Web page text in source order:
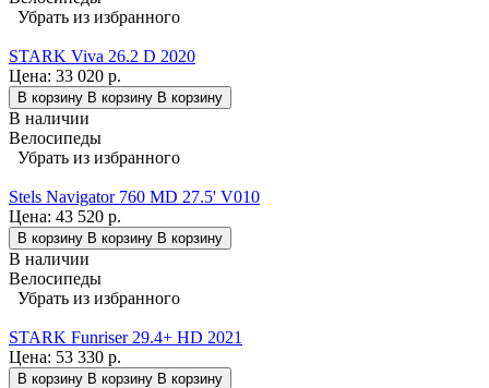
Убрать из избранного
STARK Viva 26.2 D 2020
Цена: 33 020 р.
В корзину В корзину В корзину
В наличии
Велосипеды
Убрать из избранного
Stels Navigator 760 MD 27.5' V010
Цена: 43 520 р.
В корзину В корзину В корзину
В наличии
Велосипеды
Убрать из избранного
STARK Funriser 29.4+ HD 2021
Цена: 53 330 р.
В корзину В корзину В корзину